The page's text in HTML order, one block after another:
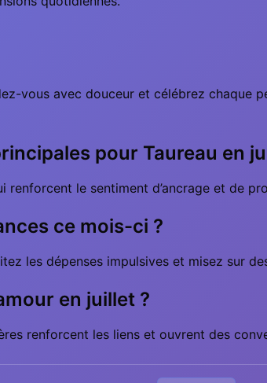
vous avec douceur et célébrez chaque
pour Taureau en
le sentiment d’ancrage et de
ce mois-ci ?
les dépenses impulsives et misez sur
en juillet ?
renforcent les liens et ouvrent des